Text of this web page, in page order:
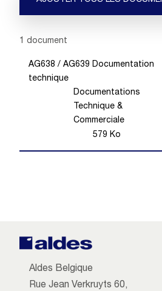
Showing 1 -
1 document
AG638 / AG639 Documentation
technique
Documentations
Technique &
Commerciale
579 Ko
Aldes Belgique
Rue Jean Verkruyts 60,